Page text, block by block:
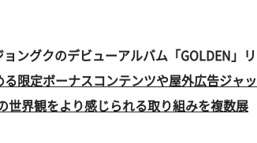
ョングクのデビューアルバム「GOLDEN」リ
限定ボーナスコンテンツや屋外広告ジャッ
世界観をより感じられる取り組みを複数展